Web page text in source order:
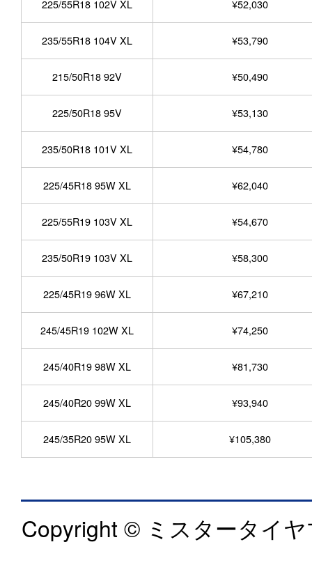
225/55R18 102V XL ¥52,030
235/55R18 104V XL ¥53,790
215/50R18 92V ¥50,490
225/50R18 95V ¥53,130
235/50R18 101V XL ¥54,780
225/45R18 95W XL ¥62,040
225/55R19 103V XL ¥54,670
235/50R19 103V XL ¥58,300
225/45R19 96W XL ¥67,210
245/45R19 102W XL ¥74,250
245/40R19 98W XL ¥81,730
245/40R20 99W XL ¥93,940
245/35R20 95W XL ¥105,380
Copyright © ミスタータイ